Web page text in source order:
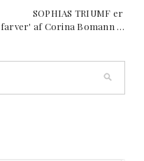
SOPHIAS TRIUMF er
af Corina Bomann …